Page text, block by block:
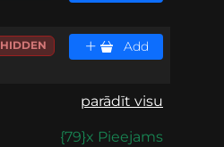
HIDDEN Add
parādīt visu
{79}x Pieejams